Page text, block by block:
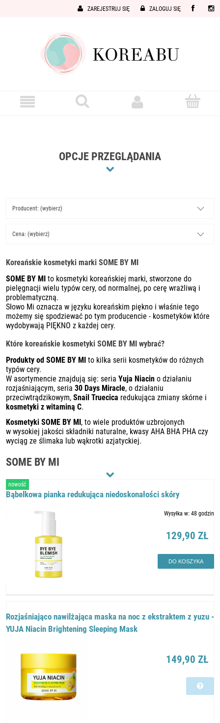
ZAREJESTRUJ SIĘ ZALOGUJ SIĘ
OPCJE PRZEGLĄDANIA
Producent: (wybierz)
Cena: (wybierz)
Koreańskie kosmetyki marki SOME BY MI
SOME BY MI to kosmetyki koreańskiej marki, stworzone do
pielęgnacji wielu typów cery, od normalnej, po cerę wrażliwą i
problematyczną.
Słowo Mi oznacza w języku koreańskim piękno i właśnie tego
możemy się spodziewać po tym producencie - kosmetyków które
wydobywają PIĘKNO z każdej cery.
Które koreańskie kosmetyki SOME BY MI wybrać?
Produkty od SOME BY MI to kilka serii kosmetyków do różnych
typów cery.
W asortymencie znajdują się: seria Yuja Niacin o działaniu
rozjaśniającym, seria 30 Days Miracle, o działaniu
przeciwtrądzikowym, Snail Truecica redukująca zmiany skórne i
kosmetyki z witaminą C.
Kosmetyki SOME BY MI, to wiele produktów uzbrojonych
w wysokiej jakości składniki naturalne, kwasy AHA BHA PHA czy
wyciąg ze ślimaka lub wąkrotki azjatyckiej.
SOME BY MI
Bąbelkowa pianka redukująca niedoskonałości skóry
Wysyłka w: 48 godzin
129,90 ZŁ
DO KOSZYKA
nowość
Rozjaśniająco nawilżająca maska na noc z ekstraktem z yuzu -
YUJA Niacin Brightening Sleeping Mask
149,90 ZŁ